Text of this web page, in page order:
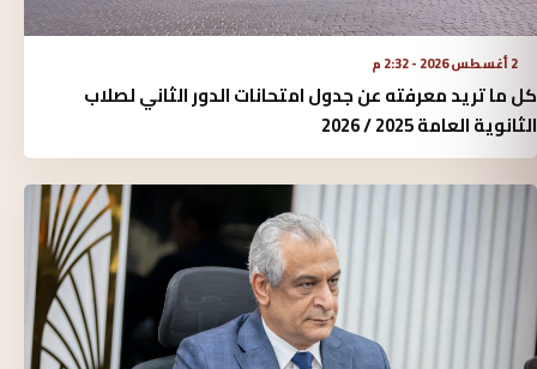
2 أغسطس 2026 - 2:32 م
كل ما تريد معرفته عن جدول امتحانات الدور الثاني لصلاب
الثانوية العامة 2025 / 2026